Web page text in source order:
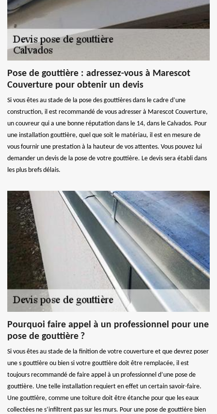
Pose de gouttière : adressez-vous à Marescot
Couverture pour obtenir un devis
Si vous êtes au stade de la pose des gouttières dans le cadre d’une
construction, il est recommandé de vous adresser à Marescot Couverture,
un couvreur qui a une bonne réputation dans le 14, dans le Calvados. Pour
une installation gouttière, quel que soit le matériau, il est en mesure de
vous fournir une prestation à la hauteur de vos attentes. Vous pouvez lui
demander un devis de la pose de votre gouttière. Le devis sera établi dans
les plus brefs délais.
Pourquoi faire appel à un professionnel pour une
pose de gouttière ?
Si vous êtes au stade de la finition de votre couverture et que devrez poser
une s gouttière ou bien si votre gouttière doit être remplacée, il est
toujours recommandé de faire appel à un professionnel d’une pose de
gouttière. Une telle installation requiert en effet un certain savoir-faire.
Une gouttière, comme une toiture doit être étanche pour que les eaux
collectées ne s’infiltrent pas sur les murs. Pour une pose de gouttière bien